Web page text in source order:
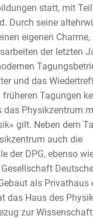
statt, mit
Durch seine
eigenen
der letzten
und das
Tagungen
das Physikzentrum
gilt. Neben dem
auch die
der DPG, ebenso
als Privathaus
das Haus des
zur